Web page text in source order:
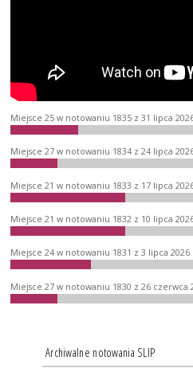
Miejsce 25 w notowaniu 1835 z 31 lipca
Miejsce 27 w notowaniu 1834 z 24 lipca
Miejsce 21 w notowaniu 1833 z 17 lipca
Miejsce 21 w notowaniu 1832 z 10 lipca
Miejsce 24 w notowaniu 1831 z 3 lipca
Miejsce 27 w notowaniu 1830 z 26 czerwca
Archiwalne notowania SLIP